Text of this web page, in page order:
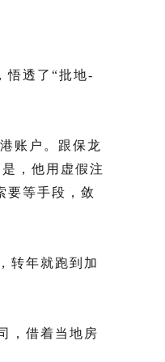
悟透了“批地-
账户。跟保龙
，他用虚假注
要等手段，敛
转年就跑到加
，借着当地房